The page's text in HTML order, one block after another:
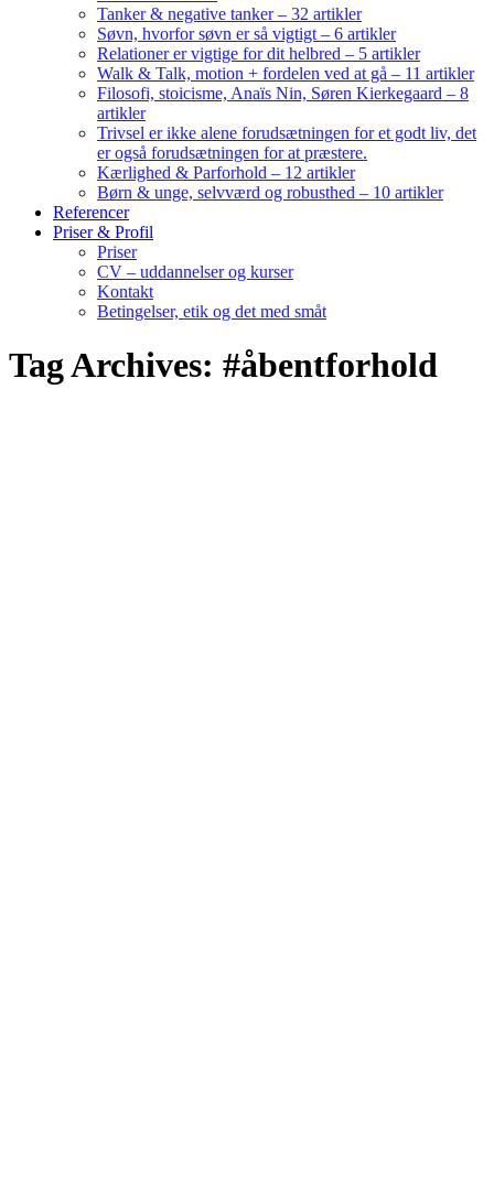
Tanker & negative tanker – 32 artikler
Søvn, hvorfor søvn er så vigtigt – 6 artikler
Relationer er vigtige for dit helbred – 5 artikler
Walk & Talk, motion + fordelen ved at gå – 11 artikler
Filosofi, stoicisme, Anaïs Nin, Søren Kierkegaard – 8
artikler
Trivsel er ikke alene forudsætningen for et godt liv, det
er også forudsætningen for at præstere.
Kærlighed & Parforhold – 12 artikler
Børn & unge, selvværd og robusthed – 10 artikler
Referencer
Priser & Profil
Priser
CV – uddannelser og kurser
Kontakt
Betingelser, etik og det med småt
Tag Archives: #åbentforhold